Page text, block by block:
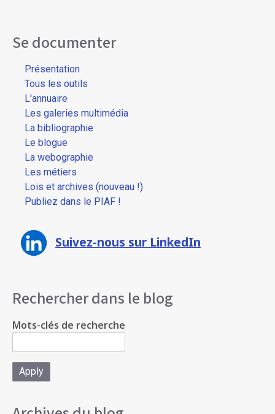
Se documenter
Présentation
Tous les outils
L'annuaire
Les galeries multimédia
La bibliographie
Le blogue
La webographie
Les métiers
Lois et archives (nouveau !)
Publiez dans le PIAF !
Suivez-nous sur LinkedIn
Rechercher dans le blog
Mots-clés de recherche